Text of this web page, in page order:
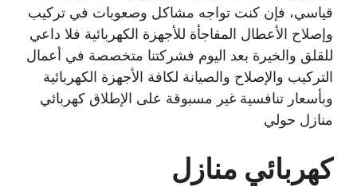
قياسي، فإن كنت تواجه مشاكل وصعوبات في تركيب
وإصلاح الأعطال المفاجأة للأجهزة الكهربائية فلا داعي
للقلق والخيرة بعد اليوم فشركتنا متخصصة في أعمال
التركيب والإصلاح والصيانة لكافة الأجهزة الكهربائية
وبأسعار تنافسية غير مسبوقة على الإطلاق كهربائي
منازل حولي
كهربائي منازل